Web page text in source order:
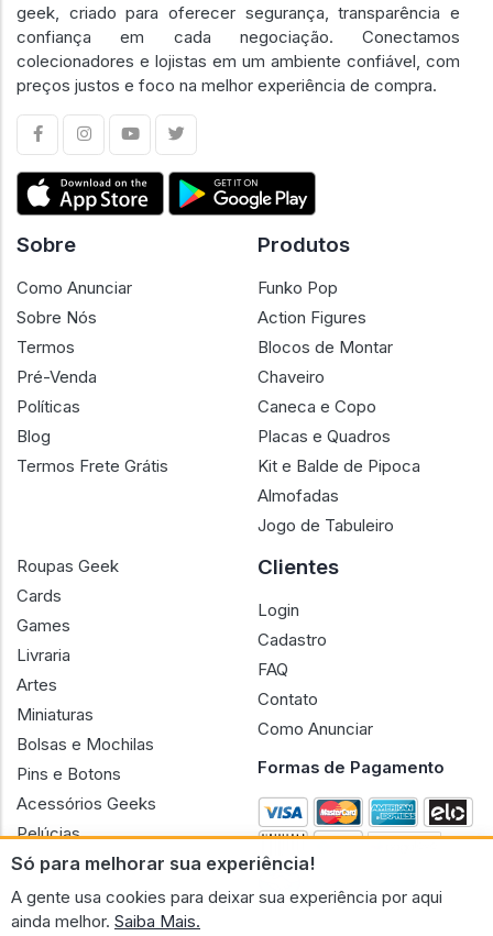
Só para melhorar sua experiência!
A gente usa cookies para deixar sua experiência por aqui
ainda melhor. Saiba Mais.
geek, criado para oferecer segurança, transparência e
confiança em cada negociação. Conectamos
colecionadores e lojistas em um ambiente confiável, com
preços justos e foco na melhor experiência de compra.
Sobre
Como Anunciar
Sobre Nós
Termos
Pré-Venda
Políticas
Blog
Termos Frete Grátis
Produtos
Funko Pop
Action Figures
Blocos de Montar
Chaveiro
Caneca e Copo
Placas e Quadros
Kit e Balde de Pipoca
Almofadas
Jogo de Tabuleiro
Roupas Geek
Cards
Games
Livraria
Artes
Miniaturas
Bolsas e Mochilas
Pins e Botons
Acessórios Geeks
Pelúcias
Bonecas
Clientes
Login
Cadastro
FAQ
Contato
Como Anunciar
Formas de Pagamento